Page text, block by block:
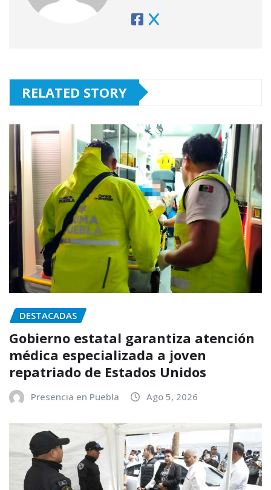
RELATED STORY
DESTACADAS
Gobierno estatal garantiza atención
médica especializada a joven
repatriado de Estados Unidos
Presencia en Puebla Ago 5, 2026